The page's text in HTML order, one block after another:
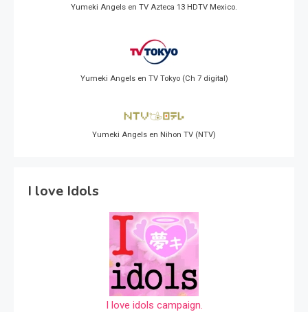
Yumeki Angels en TV Azteca 13 HDTV Mexico.
Yumeki Angels en TV Tokyo (Ch 7 digital)
Yumeki Angels en Nihon TV (NTV)
I love Idols
I love idols campaign.